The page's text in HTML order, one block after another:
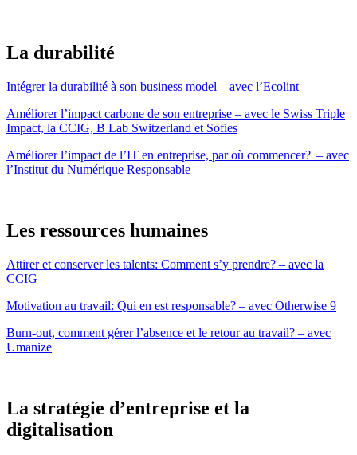
La durabilité
Intégrer la durabilité à son business model – avec l’Ecolint
Améliorer l’impact carbone de son entreprise – avec le Swiss Triple
Impact, la CCIG, B Lab Switzerland et Sofies
Améliorer l’impact de l’IT en entreprise, par où commencer? – avec
l’Institut du Numérique Responsable
Les ressources humaines
Attirer et conserver les talents: Comment s’y prendre? – avec la
CCIG
Motivation au travail: Qui en est responsable? – avec Otherwise 9
Burn-out, comment gérer l’absence et le retour au travail? – avec
Umanize
La stratégie d’entreprise et la
digitalisation